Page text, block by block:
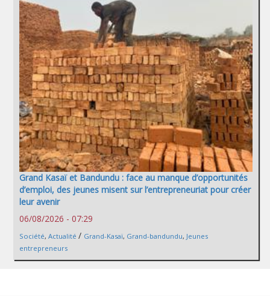
Grand Kasaï et Bandundu : face au manque d’opportunités
d’emploi, des jeunes misent sur l’entrepreneuriat pour créer
leur avenir
06/08/2026 - 07:29
Société, Actualité / Grand-Kasaï, Grand-bandundu, Jeunes
entrepreneurs